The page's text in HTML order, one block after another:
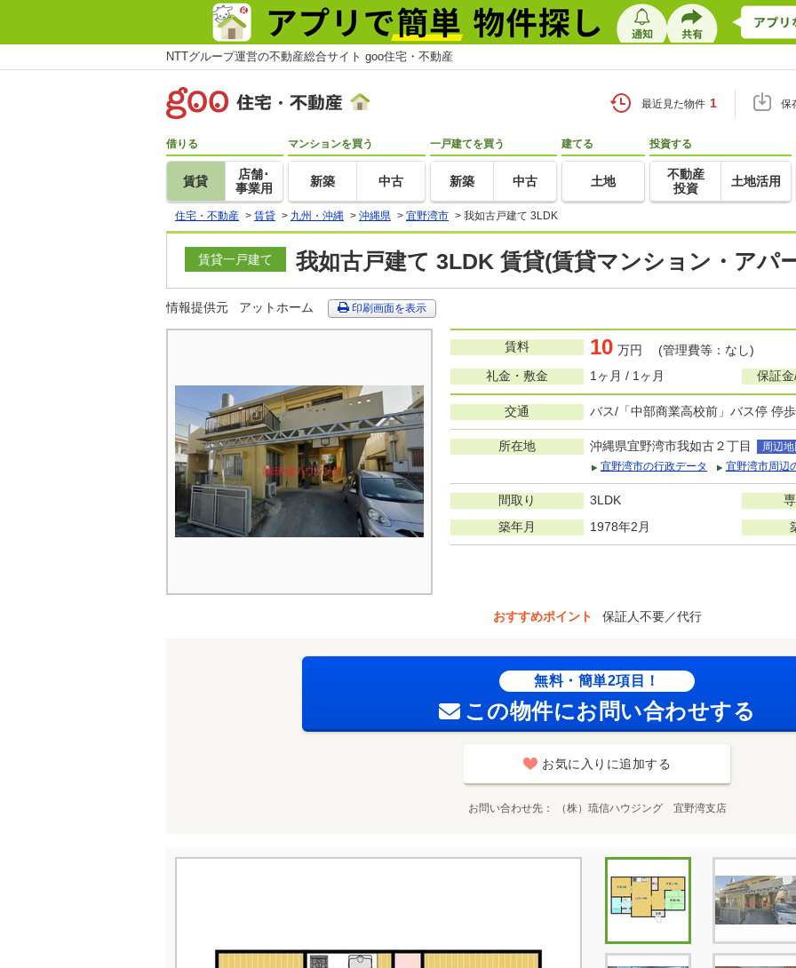
NTTグループ運営の不動産総合サイト goo住宅・不動産
最近見た物件 1 保
借りる
賃貸
店舗･
事業用
マンションを買う
新築 中古
一戸建てを買う
新築 中古
建てる
土地
投資する
不動産
投資
土地活用
住宅・不動産 > 賃貸 > 九州・沖縄 > 沖縄県 > 宜野湾市 > 我如古戸建て 3LDK
賃貸一戸建て 我如古戸建て 3LDK 賃貸(賃貸マンション・アパ
情報提供元 アットホーム 印刷画面を表示
賃料 10 万円 (管理費等：なし)
礼金・敷金
1ヶ月 / 1ヶ月 保証
交通 バス/「中部商業高校前」バス停 停
所在地 沖縄県宜野湾市我如古２丁目
周辺地
宜野湾市の行政データ
宜野湾市周辺
間取り 3LDK
築年月 1978年2月
おすすめポイント 保証人不要／代行
無料・簡単2項目！
この物件にお問い合わせする
お気に入りに追加する
お問い合わせ先 （株）琉信ハウジング 宜野湾支店